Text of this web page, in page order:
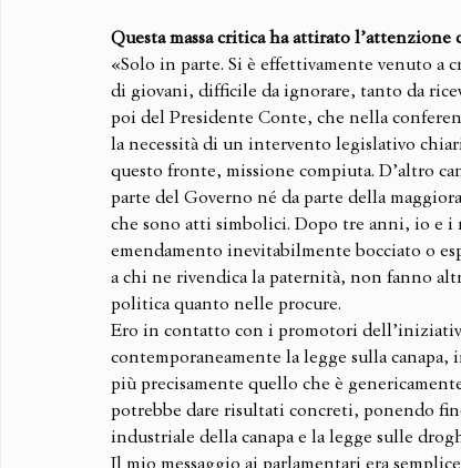
Questa massa critica ha attirato
«Solo in parte. Si è effettivamente venuto a
di giovani, difficile da ignorare, tanto da
poi del Presidente Conte, che nella
la necessità di un intervento legislativo
questo fronte, missione compiuta. D’altro
parte del Governo né da parte della
che sono atti simbolici. Dopo tre anni, io e i
emendamento inevitabilmente bocciato o
a chi ne rivendica la paternità, non fanno
politica quanto nelle procure.
Ero in contatto con i promotori
contemporaneamente la legge sulla
più precisamente quello che è
potrebbe dare risultati concreti, ponendo
industriale della canapa e la legge sulle